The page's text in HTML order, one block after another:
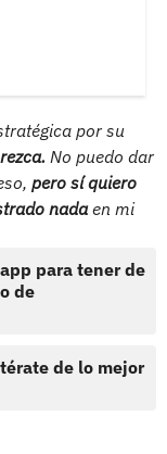
por su
No puedo dar
pero sí quiero
nadaen mi
para tener de
de
de lo mejor